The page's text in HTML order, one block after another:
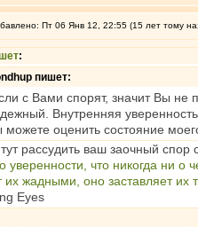
Пт 06 Янв 12, 22:55 (15 лет тому
:
пишет:
с Вами спорят, значит Вы
Внутренняя
можете оценить состояние
тут рассудить ваш заочный
уверенности, что никогда ни
их жадными, оно заставляет их